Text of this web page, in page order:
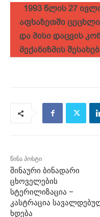
1993 წლის 27
აფხაზეთში
და მისი დაცვის
მექანიზმის შესახებ
წინა პოსტი
შინაური ბინადარი
ცხოველების
სტერილიზაცია –
კასტრაცია
ხდება